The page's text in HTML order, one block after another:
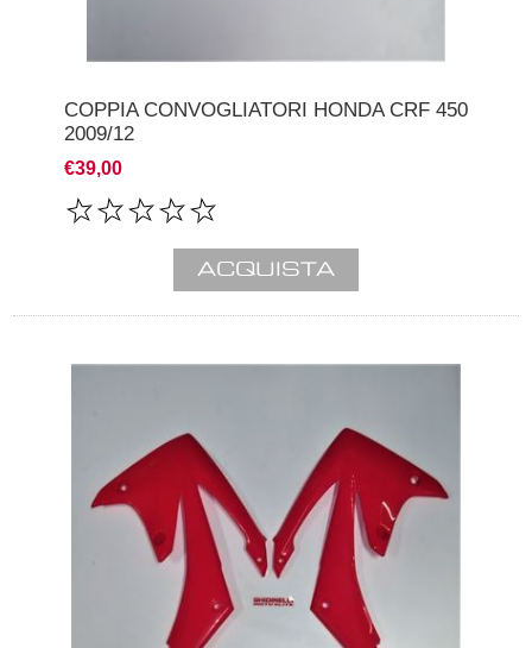
COPPIA CONVOGLIATORI HONDA CRF 450
2009/12
€39,00